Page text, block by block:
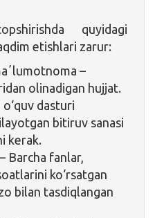
quyidagi
etishlari zarur:
–
olinadigan hujjat.
o‘quv dasturi
bitiruv sanasi
kerak.
– Barcha fanlar,
ko‘rsatgan
bilan tasdiqlangan